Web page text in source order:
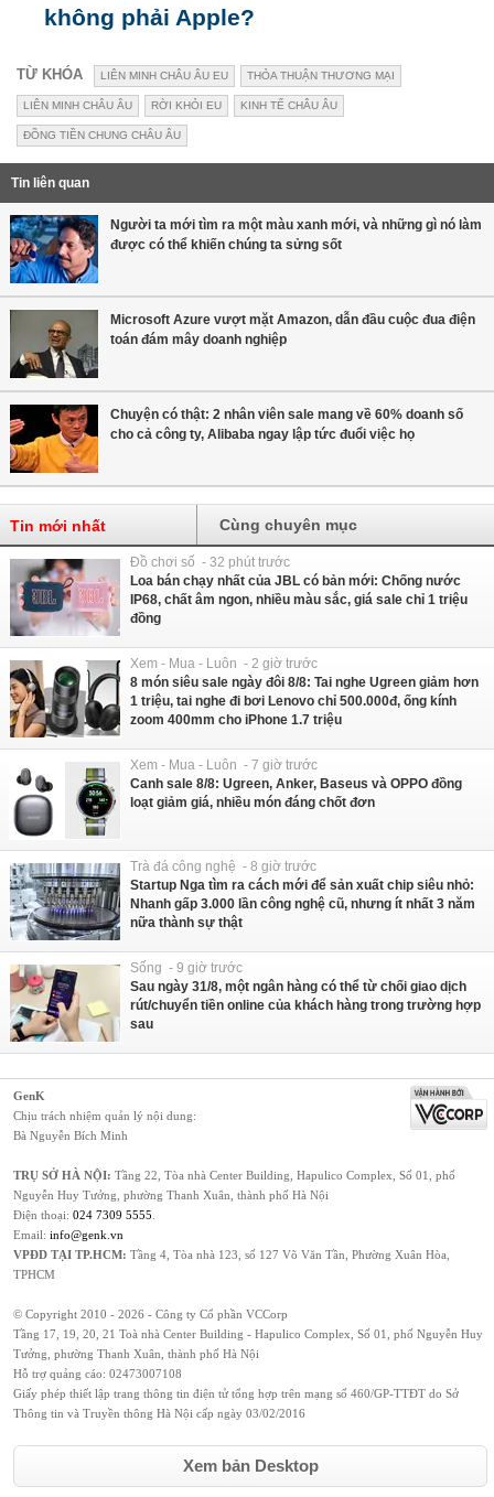
không phải Apple?
TỪ KHÓA LIÊN MINH CHÂU ÂU EU THỎA THUẬN THƯƠNG MẠI
LIÊN MINH CHÂU ÂU RỜI KHỎI EU KINH TẾ CHÂU ÂU
ĐỒNG TIỀN CHUNG CHÂU ÂU
Tin liên quan
Người ta mới tìm ra một màu xanh mới, và những gì nó làm
được có thể khiến chúng ta sửng sốt
Microsoft Azure vượt mặt Amazon, dẫn đầu cuộc đua điện
toán đám mây doanh nghiệp
Chuyện có thật: 2 nhân viên sale mang về 60% doanh số
cho cả công ty, Alibaba ngay lập tức đuổi việc họ
Tin mới nhất Cùng chuyên mục
Đồ chơi số - 32 phút trước
Loa bán chạy nhất của JBL có bản mới: Chống nước
IP68, chất âm ngon, nhiều màu sắc, giá sale chỉ 1 triệu
đồng
Xem - Mua - Luôn - 2 giờ trước
8 món siêu sale ngày đôi 8/8: Tai nghe Ugreen giảm hơn
1 triệu, tai nghe đi bơi Lenovo chỉ 500.000đ, ống kính
zoom 400mm cho iPhone 1.7 triệu
Xem - Mua - Luôn - 7 giờ trước
Canh sale 8/8: Ugreen, Anker, Baseus và OPPO đồng
loạt giảm giá, nhiều món đáng chốt đơn
Trà đá công nghệ - 8 giờ trước
Startup Nga tìm ra cách mới để sản xuất chip siêu nhỏ:
Nhanh gấp 3.000 lần công nghệ cũ, nhưng ít nhất 3 năm
nữa thành sự thật
Sống - 9 giờ trước
Sau ngày 31/8, một ngân hàng có thể từ chối giao dịch
rút/chuyển tiền online của khách hàng trong trường hợp
sau
GenK
Chịu trách nhiệm quản lý nội dung:
Bà Nguyễn Bích Minh
TRỤ SỞ HÀ NỘI: Tầng 22, Tòa nhà Center Building, Hapulico Complex, Số 01, phố
Nguyễn Huy Tưởng, phường Thanh Xuân, thành phố Hà Nội
Điện thoại: 024 7309 5555
Email: info@genk.vn
VPĐD TẠI TP.HCM: Tầng 4, Tòa nhà 123, số 127 Võ Văn Tần, Phường Xuân Hòa,
TPHCM
© Copyright 2010 - 2026 - Công ty Cổ phần VCCorp
Tầng 17, 19, 20, 21 Toà nhà Center Building - Hapulico Complex, Số 01, phố Nguyễn Huy
Tưởng, phường Thanh Xuân, thành phố Hà Nội
Hỗ trợ quảng cáo: 02473007108
Giấy phép thiết lập trang thông tin điện tử tổng hợp trên mạng số 460/GP-TTĐT do Sở
Thông tin và Truyền thông Hà Nội cấp ngày 03/02/2016
Xem bản Desktop